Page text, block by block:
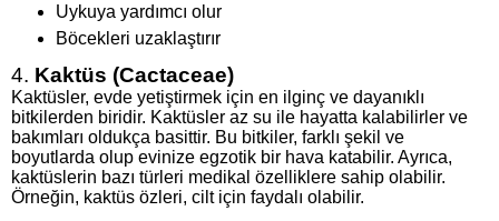
Uykuya yardımcı olur
Böcekleri uzaklaştırır
4. Kaktüs (Cactaceae)
Kaktüsler, evde yetiştirmek için en ilginç ve dayanıklı
bitkilerden biridir. Kaktüsler az su ile hayatta kalabilirler ve
bakımları oldukça basittir. Bu bitkiler, farklı şekil ve
boyutlarda olup evinize egzotik bir hava katabilir. Ayrıca,
kaktüslerin bazı türleri medikal özelliklere sahip olabilir.
Örneğin, kaktüs özleri, cilt için faydalı olabilir.